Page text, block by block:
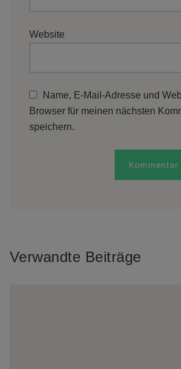
Website
Name, E-Mail-Adresse und
Browser für meinen nächsten
speichern.
Verwandte Beiträge